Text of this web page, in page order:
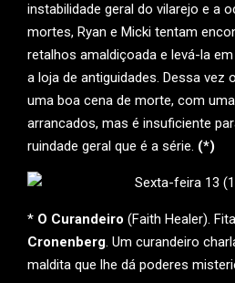
instabilidade geral do vilarejo e a
mortes, Ryan e Micki tentam
retalhos amaldiçoada e levá-la
a loja de antiguidades. Dessa vez
uma boa cena de morte, com
arrancados, mas é insuficiente
ruindade geral que é a série. (*)
* O Curandeiro (Faith Healer).
Cronenberg. Um curandeiro
maldita que lhe dá poderes